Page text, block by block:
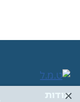
אודות
×